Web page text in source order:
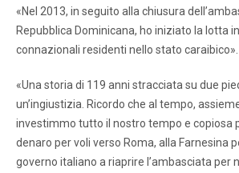
«Nel 2013, in seguito alla chiusura
Repubblica Dominicana, ho iniziato la lotta
connazionali residenti nello stato caraibico».
«Una storia di 119 anni stracciata su due
un’ingiustizia. Ricordo che al tempo,
investimmo tutto il nostro tempo e copiosa
denaro per voli verso Roma, alla Farnesina
governo italiano a riaprire l’ambasciata per